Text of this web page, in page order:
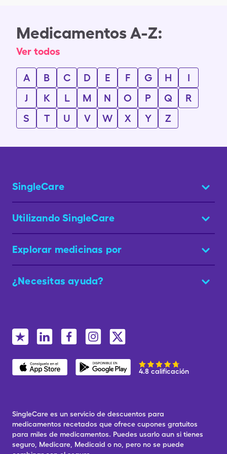
Medicamentos A-Z:
Ver todos
A B C D E F G H
I
J
K L M N O P Q
R
S
T U V W X Y Z
SingleCare
Utilizando SingleCare
Explorar medicinas por
¿Necesitas ayuda?
4.8 calificación
SingleCare es un servicio de descuentos para
medicamentos recetados que ofrece cupones gratuitos
para miles de medicamentos. Puedes usarlo aun si tienes
seguro, Medicare, Medicaid o no, pero no se puede